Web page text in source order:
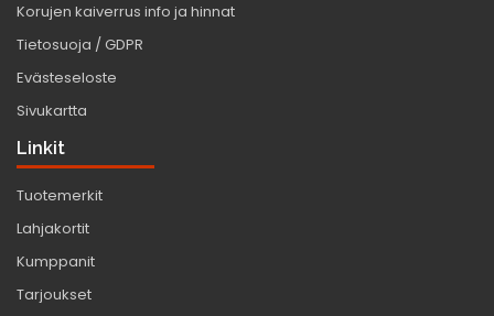
Korujen kaiverrus info ja hinnat
Tietosuoja / GDPR
Evästeseloste
Sivukartta
Linkit
Tuotemerkit
Lahjakortit
Kumppanit
Tarjoukset